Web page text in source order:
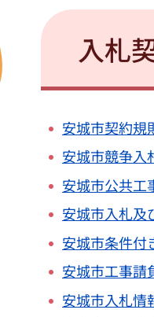
入札
安城市契約規
安城市競争入
安城市公共工
安城市入札及
安城市条件付
安城市工事請
安城市入札情